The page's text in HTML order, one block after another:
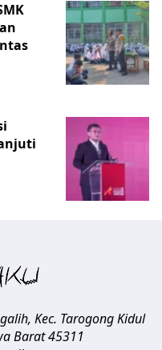
Kec. Tarogong Kidul
Barat45311